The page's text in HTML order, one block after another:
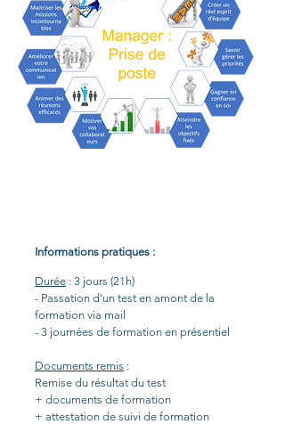
Informations pratiques :
Durée : 3 jours (21h)
- Passation d'un test en amont de la
formation via mail
- 3 journées de formation en présentiel
Documents remis :
Remise du résultat du test
+ documents de formation
+ attestation de suivi de formation